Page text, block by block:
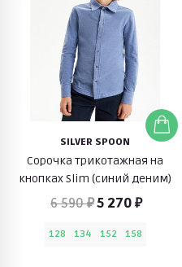
SILVER SPOON
Сорочка трикотажная на
кнопках Slim (синий деним)
6 590 ₽5 270 ₽
128 134 152 158